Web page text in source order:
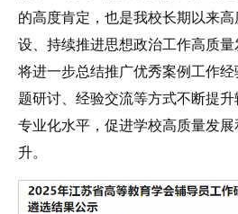
的高度肯定，也是我校长期以来
设、持续推进思想政治工作高质
将进一步总结推广优秀案例工作
题研讨、经验交流等方式不断提升
专业化水平，促进学校高质量发
升。